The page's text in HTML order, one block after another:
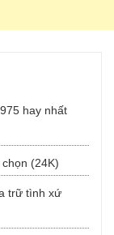
hay nhất
(24K)
trữ tình xứ